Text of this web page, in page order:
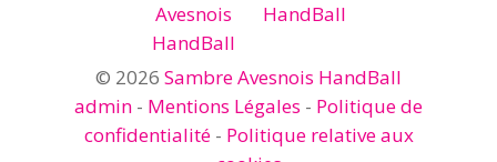
© 2026 Sambre Avesnois HandBall
admin - Mentions Légales - Politique de
confidentialité- Politique relative aux